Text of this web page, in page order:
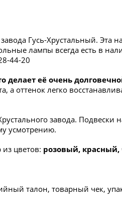
Гусь-Хрустальный. Эта
лампы всегда есть в
44-20
делает её очень
а оттенок легко
завода. Подвески
усмотрению.
цветов: розовый,
талон, товарный чек,